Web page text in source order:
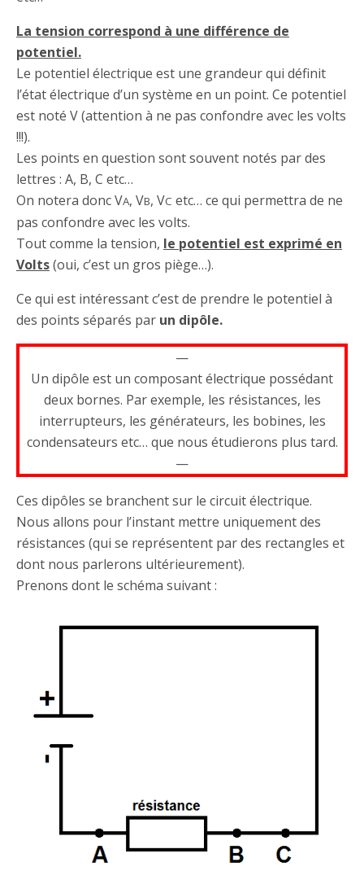
La tension correspond à une différence de
potentiel.
Le potentiel électrique est une grandeur qui définit
l’état électrique d’un système en un point. Ce potentiel
est noté V (attention à ne pas confondre avec les volts
!!!).
Les points en question sont souvent notés par des
lettres : A, B, C etc…
On notera donc VA, VB, VC etc… ce qui permettra de ne
pas confondre avec les volts.
Tout comme la tension, le potentiel est exprimé en
Volts(oui, c’est un gros piège…).
Ce qui est intéressant c’est de prendre le potentiel à
des points séparés par un dipôle.
—
Un dipôle est un composant électrique possédant
deux bornes. Par exemple, les résistances, les
interrupteurs, les générateurs, les bobines, les
condensateurs etc… que nous étudierons plus tard.
—
Ces dipôles se branchent sur le circuit électrique.
Nous allons pour l’instant mettre uniquement des
résistances (qui se représentent par des rectangles et
dont nous parlerons ultérieurement).
Prenons dont le schéma suivant :